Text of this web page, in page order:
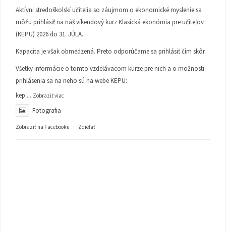
Aktívni stredoškolskí učitelia so záujmom o ekonomické myslenie sa
môžu prihlásiť na náš víkendový kurz Klasická ekonómia pre učiteľov
(KEPU) 2026 do 31. JÚLA.
Kapacita je však obmedzená. Preto odporúčame sa prihlásiť čím skôr.
Všetky informácie o tomto vzdelávacom kurze pre nich a o možnosti
prihlásenia sa na neho sú na webe KEPU:
kep ... Zobraziť viac
Fotografia
Zobraziť na Facebooku · Zdieľať